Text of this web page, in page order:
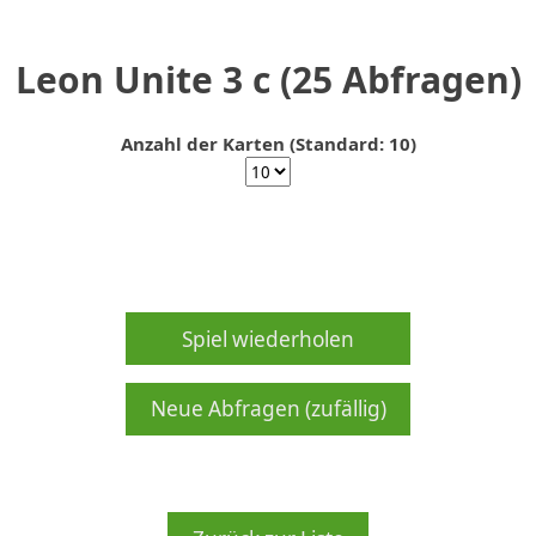
Leon Unite 3 c (25 Abfragen)
Anzahl der Karten (Standard: 10)